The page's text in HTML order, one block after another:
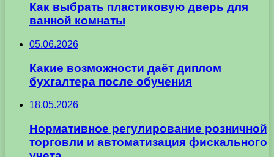
Как выбрать пластиковую дверь для
ванной комнаты
05.06.2026
Какие возможности даёт диплом
бухгалтера после обучения
18.05.2026
Нормативное регулирование розничной
торговли и автоматизация фискального